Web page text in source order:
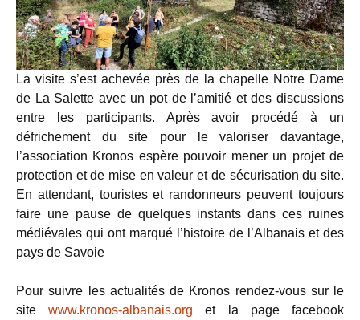
La visite s’est achevée près de la chapelle Notre Dame
de La Salette avec un pot de l’amitié et des discussions
entre les participants. Après avoir procédé à un
défrichement du site pour le valoriser davantage,
l’association Kronos espère pouvoir mener un projet de
protection et de mise en valeur et de sécurisation du site.
En attendant, touristes et randonneurs peuvent toujours
faire une pause de quelques instants dans ces ruines
médiévales qui ont marqué l’histoire de l’Albanais et des
pays de Savoie
Pour suivre les actualités de Kronos rendez-vous sur le
sitewww.kronos-albanais.org et la page facebook